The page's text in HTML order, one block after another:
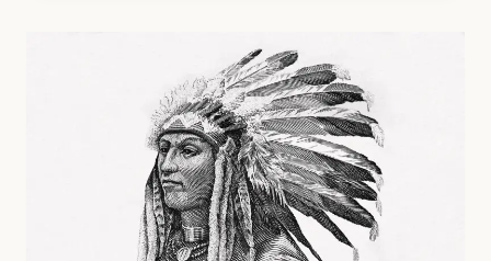
SCHAMANISMUS